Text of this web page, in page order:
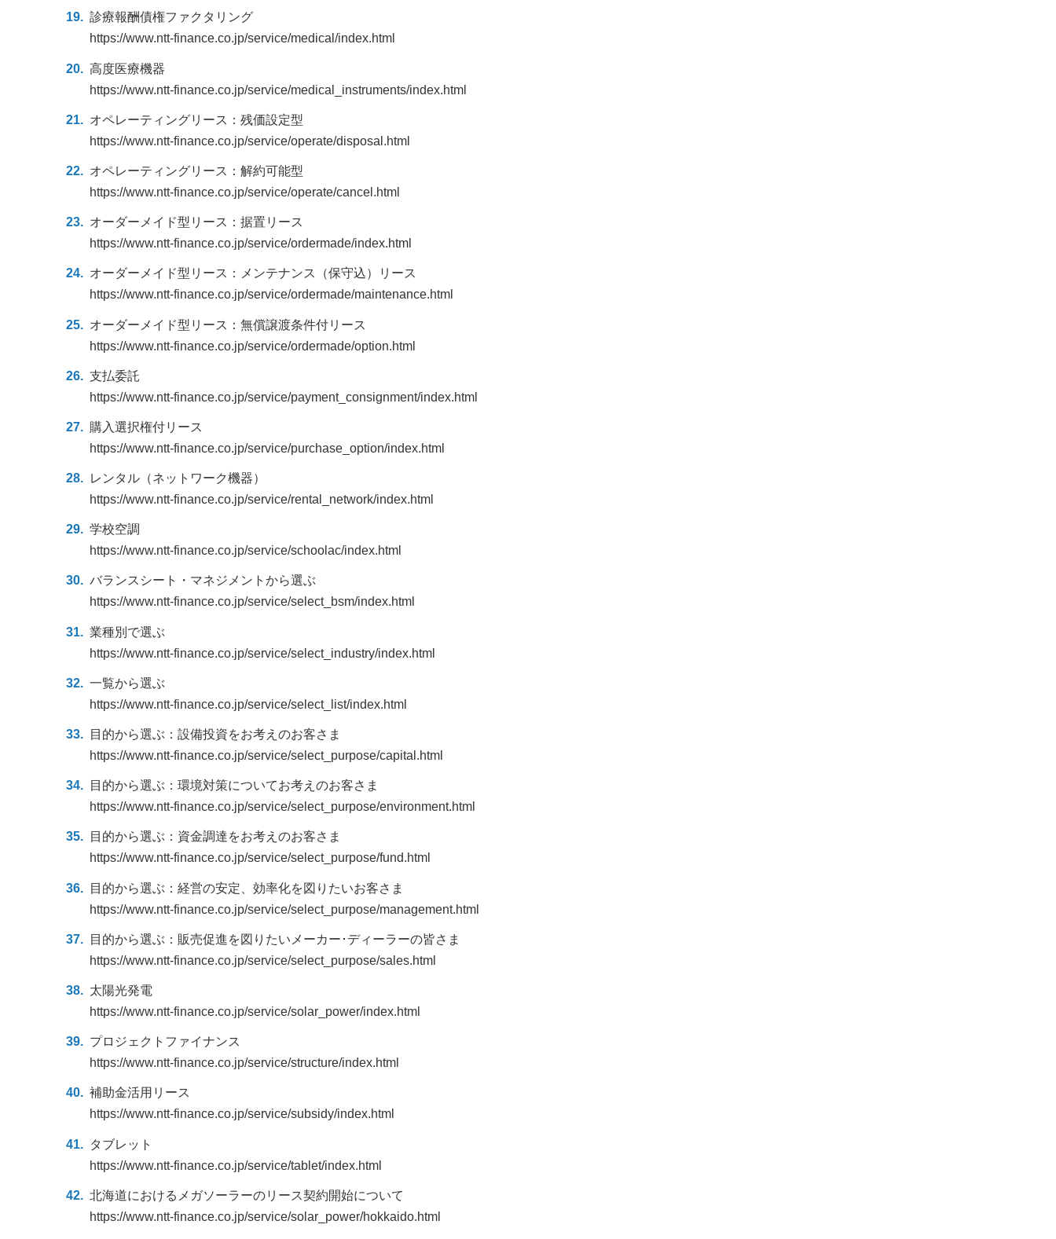
診療報酬債権ファクタリング
https://www.ntt-finance.co.jp/service/medical/index.html
高度医療機器
https://www.ntt-finance.co.jp/service/medical_instruments/index.html
オペレーティングリース：残価設定型
https://www.ntt-finance.co.jp/service/operate/disposal.html
オペレーティングリース：解約可能型
https://www.ntt-finance.co.jp/service/operate/cancel.html
オーダーメイド型リース：据置リース
https://www.ntt-finance.co.jp/service/ordermade/index.html
オーダーメイド型リース：メンテナンス（保守込）リース
https://www.ntt-finance.co.jp/service/ordermade/maintenance.html
オーダーメイド型リース：無償譲渡条件付リース
https://www.ntt-finance.co.jp/service/ordermade/option.html
支払委託
https://www.ntt-finance.co.jp/service/payment_consignment/index.html
購入選択権付リース
https://www.ntt-finance.co.jp/service/purchase_option/index.html
レンタル（ネットワーク機器）
https://www.ntt-finance.co.jp/service/rental_network/index.html
学校空調
https://www.ntt-finance.co.jp/service/schoolac/index.html
バランスシート・マネジメントから選ぶ
https://www.ntt-finance.co.jp/service/select_bsm/index.html
業種別で選ぶ
https://www.ntt-finance.co.jp/service/select_industry/index.html
一覧から選ぶ
https://www.ntt-finance.co.jp/service/select_list/index.html
目的から選ぶ：設備投資をお考えのお客さま
https://www.ntt-finance.co.jp/service/select_purpose/capital.html
目的から選ぶ：環境対策についてお考えのお客さま
https://www.ntt-finance.co.jp/service/select_purpose/environment.html
目的から選ぶ：資金調達をお考えのお客さま
https://www.ntt-finance.co.jp/service/select_purpose/fund.html
目的から選ぶ：経営の安定、効率化を図りたいお客さま
https://www.ntt-finance.co.jp/service/select_purpose/management.html
目的から選ぶ：販売促進を図りたいメーカー･ディーラーの皆さま
https://www.ntt-finance.co.jp/service/select_purpose/sales.html
太陽光発電
https://www.ntt-finance.co.jp/service/solar_power/index.html
プロジェクトファイナンス
https://www.ntt-finance.co.jp/service/structure/index.html
補助金活用リース
https://www.ntt-finance.co.jp/service/subsidy/index.html
タブレット
https://www.ntt-finance.co.jp/service/tablet/index.html
北海道におけるメガソーラーのリース契約開始について
https://www.ntt-finance.co.jp/service/solar_power/hokkaido.html